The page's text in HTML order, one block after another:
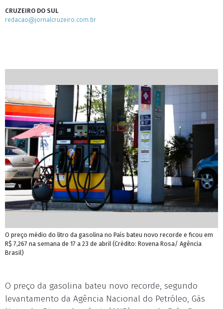
CRUZEIRO DO SUL
redacao@jornalcruzeiro.com.br
O preço médio do litro da gasolina no País bateu novo recorde e ficou em
R$ 7,267 na semana de 17 a 23 de abril (Crédito: Rovena Rosa/ Agência
Brasil)
O preço da gasolina bateu novo recorde, segundo
levantamento da Agência Nacional do Petróleo, Gás